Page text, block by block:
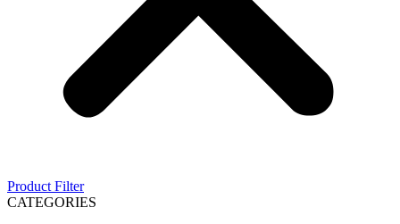
Product Filter
CATEGORIES